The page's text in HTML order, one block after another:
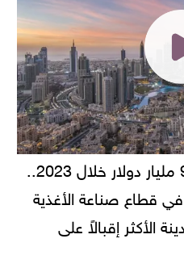
حجم استثمارات يصل لـ 94 مليار دولار خلال 2023..
قطاع صناعة الأغذية
الأكثر إقبالاً على